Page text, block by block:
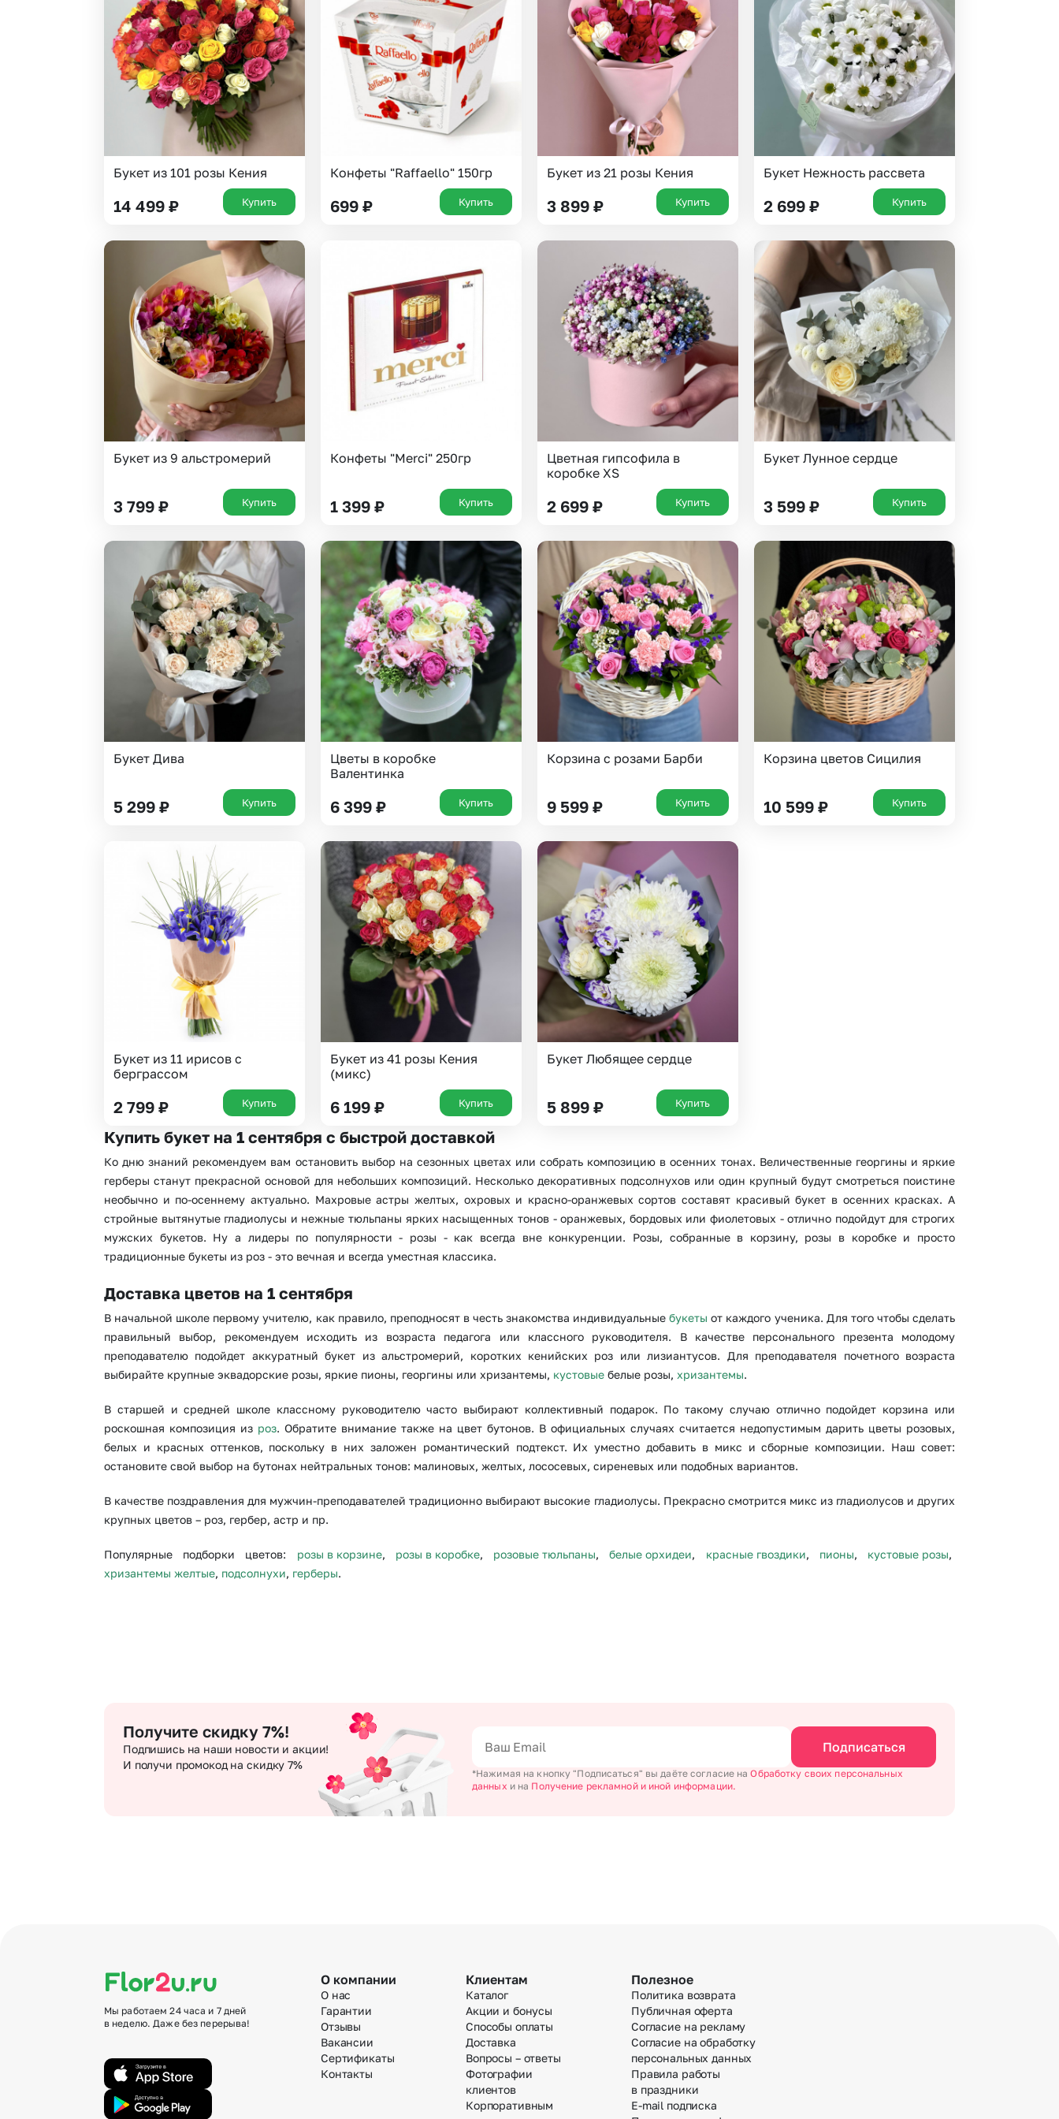
Гипсофила
Гортензии
Ирисы
Каллы
Суккуленты
Тюльпаны
Фрезия
Эустома
Insta букеты
Хиты продаж
До 10000 рублей
Черная пятница
Все категории
Выберите город доставки
Или выберите из популярных
Москва и МО
Санкт-Петербург
Нижний Новгород
Самара
Казань
Уфа
Челябинск
Екатеринбург
Новосибирск
Омск
Волгоград
Воронеж
Букет из 101 розы Кения
14 499 ₽ Купить
Конфеты "Raffaello" 150гр
699 ₽ Купить
Букет из 21 розы Кения
3 899 ₽ Купить
Букет Нежность рассвета
2 699 ₽ Купить
Букет из 9 альстромерий
3 799 ₽ Купить
Конфеты "Merci" 250гр
1 399 ₽ Купить
Цветная гипсофила в
коробке XS
2 699 ₽ Купить
Букет Лунное сердце
3 599 ₽ Купить
Букет Дива
5 299 ₽ Купить
Цветы в коробке
Валентинка
6 399 ₽ Купить
Корзина с розами Барби
9 599 ₽ Купить
Корзина цветов Сицилия
10 599 ₽ Купить
Букет из 11 ирисов с
берграссом
2 799 ₽ Купить
Букет из 41 розы Кения
(микс)
6 199 ₽ Купить
Букет Любящее сердце
5 899 ₽ Купить
Купить букет на 1 сентября с быстрой доставкой
Ко дню знаний рекомендуем вам остановить выбор на сезонных цветах или собрать композицию в осенних тонах. Величественные георгины и яркие
герберы станут прекрасной основой для небольших композиций. Несколько декоративных подсолнухов или один крупный будут смотреться поистине
необычно и по-осеннему актуально. Махровые астры желтых, охровых и красно-оранжевых сортов составят красивый букет в осенних красках. А
стройные вытянутые гладиолусы и нежные тюльпаны ярких насыщенных тонов - оранжевых, бордовых или фиолетовых - отлично подойдут для строгих
мужских букетов. Ну а лидеры по популярности - розы - как всегда вне конкуренции. Розы, собранные в корзину, розы в коробке и просто
традиционные букеты из роз - это вечная и всегда уместная классика.
Доставка цветов на 1 сентября
В начальной школе первому учителю, как правило, преподносят в честь знакомства индивидуальныебукеты от каждого ученика. Для того чтобы сделать
правильный выбор, рекомендуем исходить из возраста педагога или классного руководителя. В качестве персонального презента молодому
преподавателю подойдет аккуратный букет из альстромерий, коротких кенийских роз или лизиантусов. Для преподавателя почетного возраста
выбирайте крупные эквадорские розы, яркие пионы, георгины или хризантемы, кустовые белые розы, хризантемы.
В старшей и средней школе классному руководителю часто выбирают коллективный подарок. По такому случаю отлично подойдет корзина или
роскошная композиция из роз. Обратите внимание также на цвет бутонов. В официальных случаях считается недопустимым дарить цветы розовых,
белых и красных оттенков, поскольку в них заложен романтический подтекст. Их уместно добавить в микс и сборные композиции. Наш совет:
остановите свой выбор на бутонах нейтральных тонов: малиновых, желтых, лососевых, сиреневых или подобных вариантов.
В качестве поздравления для мужчин-преподавателей традиционно выбирают высокие гладиолусы. Прекрасно смотрится микс из гладиолусов и других
крупных цветов – роз, гербер, астр и пр.
Популярные подборки цветов: розы в корзине, розы в коробке, розовые тюльпаны,белые орхидеи, красные гвоздики, пионы, кустовые розы,
хризантемы желтые, подсолнухи, герберы.
Получите скидку 7%!
Подпишись на наши новости и акции!
И получи промокод на скидку 7%
Подписаться
*Нажимая на кнопку "Подписаться" вы даёте согласие наОбработку своих персональных
данных и на Получение рекламной и иной информации.
Мы работаем 24 часа и 7 дней
в неделю. Даже без перерыва!
О компании
О нас
Гарантии
Отзывы
Вакансии
Сертификаты
Контакты
Клиентам
Каталог
Акции и бонусы
Способы оплаты
Доставка
Вопросы – ответы
Фотографии
клиентов
Корпоративным
Полезное
Политика возврата
Публичная оферта
Согласие на рекламу
Согласие на обработку
персональных данных
Правила работы
в праздники
E-mail подписка